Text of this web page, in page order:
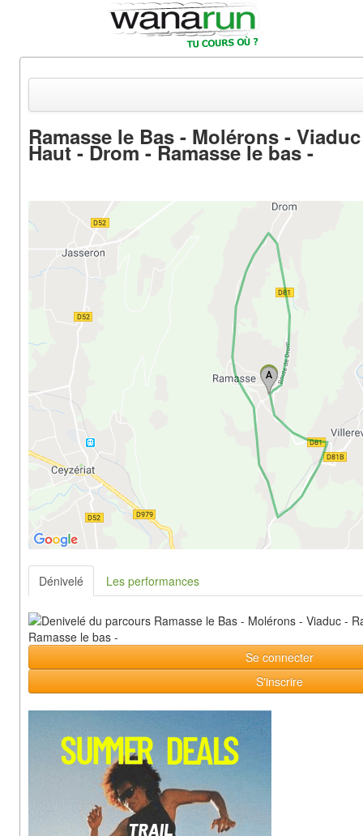
Actualités
Parcours & Courses
Outils & Réseaux
Ramasse le Bas - Molérons -
Haut - Drom - Ramasse le bas -
Dénivelé Les performances
Se connecter
S'inscrire